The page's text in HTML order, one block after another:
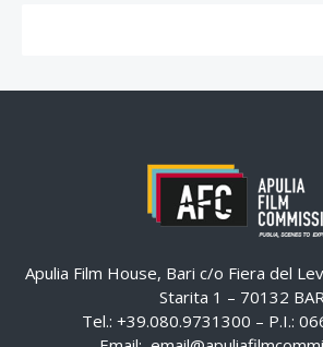
Apulia Film House, Bari c/o Fiera del
Starita 1 – 70132
Tel.: +39.080.9731300 – P.I.: